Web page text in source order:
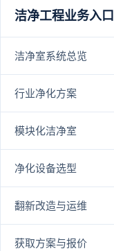
洁净工程业务入口
洁净室系统总览
行业净化方案
模块化洁净室
净化设备选型
翻新改造与运维
获取方案与报价